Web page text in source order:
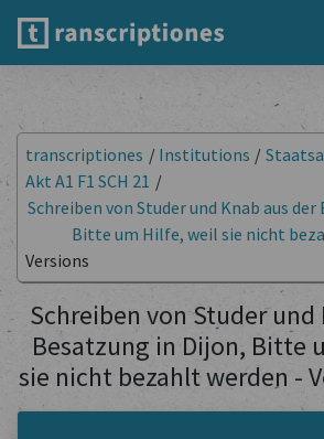
transcriptiones / Institutions /
Akt A1 F1 SCH 21 /
Schreiben von Studer und Knab aus
Bitte um Hilfe, weil sie nicht
Versions
Schreiben von Studer und
Besatzung in Dijon, Bitte
sie nicht bezahlt werden -